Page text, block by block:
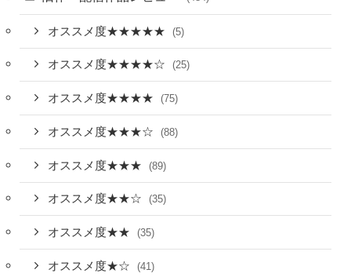
オススメ度★★★★★ (5)
オススメ度★★★★☆ (25)
オススメ度★★★★ (75)
オススメ度★★★☆ (88)
オススメ度★★★ (89)
オススメ度★★☆ (35)
オススメ度★★ (35)
オススメ度★☆ (41)